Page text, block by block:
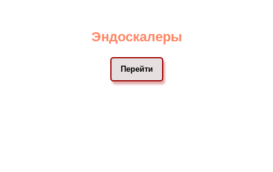
Эндоскалеры
Перейти